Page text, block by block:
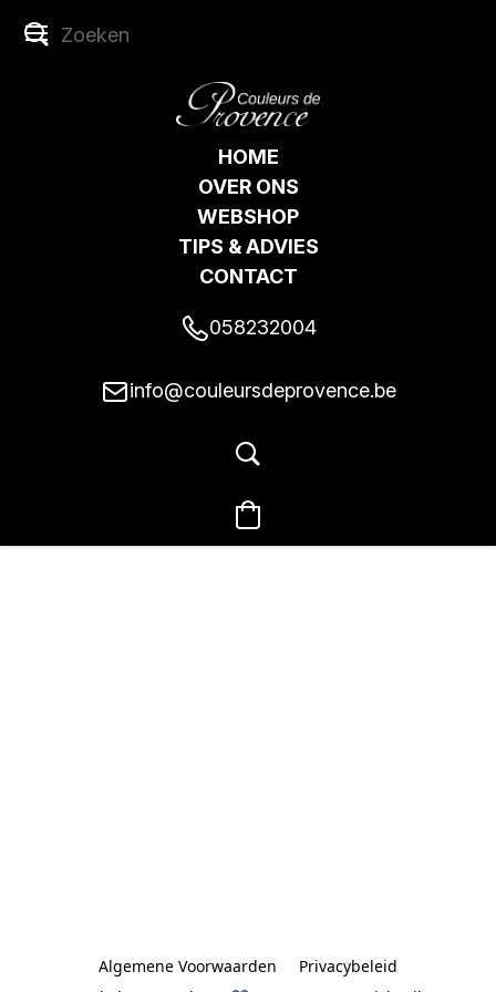
HOME
OVER ONS
WEBSHOP
TIPS & ADVIES
CONTACT
058232004
info@couleursdeprovence.be
Algemene Voorwaarden
Privacybeleid